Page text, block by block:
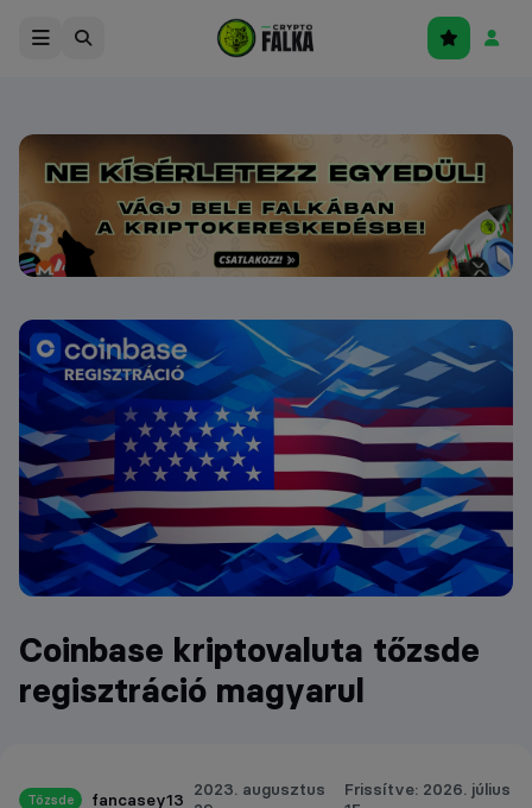
Coinbase kriptovaluta tőzsde
regisztráció magyarul
Tőzsde fancasey13 2023. augusztus
Frissítve: 2026. július